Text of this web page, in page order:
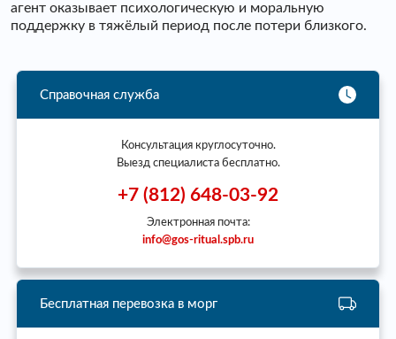
агент оказывает психологическую и моральную
поддержку в тяжёлый период после потери близкого.
Справочная служба
Консультация круглосуточно.
Выезд специалиста бесплатно.
+7 (812) 648-03-92
Электронная почта:
info@gos-ritual.spb.ru
Бесплатная перевозка в морг